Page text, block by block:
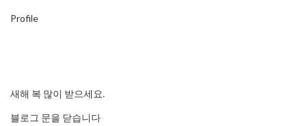
Profile
새해 복 많이 받으세요.
블로그 문을 닫습니다